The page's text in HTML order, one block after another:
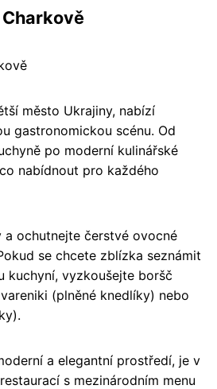
město Ukrajiny, nabízí
gastronomickou scénu. Od
po moderní kulinářské
nabídnout pro každého
ochutnejte čerstvé ovocné
se chcete zblízka seznámit
kuchyní, vyzkoušejte boršč
(plněné knedlíky) nebo
a elegantní prostředí, je v
s mezinárodním menu